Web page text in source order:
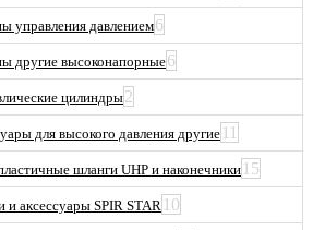
управления давлением6
другие высоконапорные6
цилиндры2
для высокого давления другие 11
шланги UHP и наконечники 15
и аксессуары SPIR STAR 10